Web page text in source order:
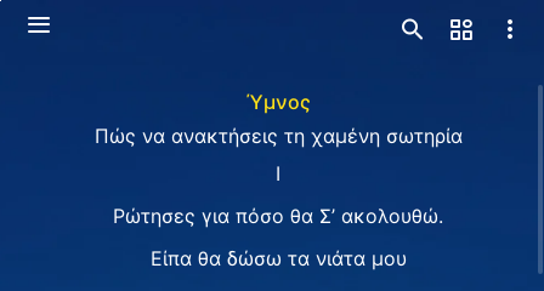
Ύμνος
Πώς να ανακτήσεις τη χαμένη σωτηρία
I
Ρώτησες για πόσο θα Σ’ ακολουθώ.
Eίπα θα δώσω τα νιάτα μου